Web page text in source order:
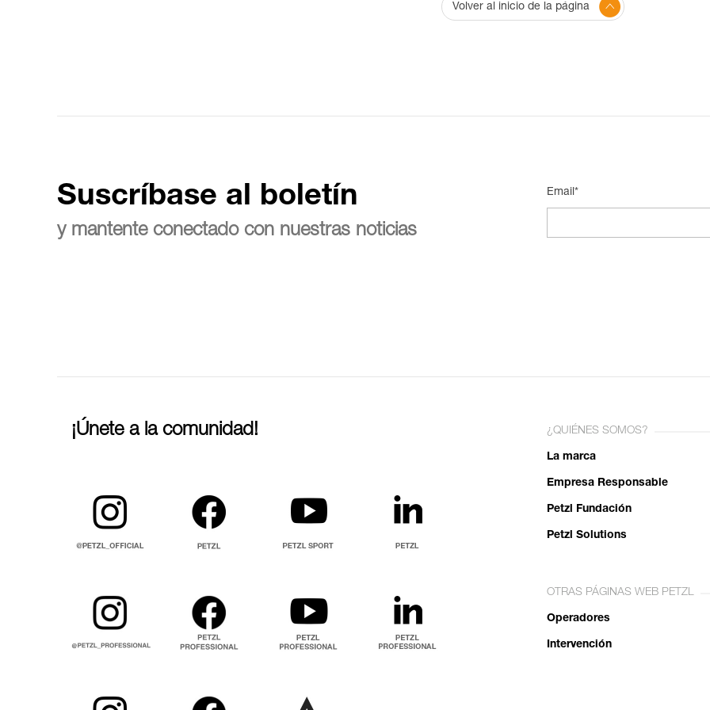
Volver al inicio de la página
Suscríbase al boletín
y mantente conectado con nuestras noticias
Email*
¡Únete a la comunidad! ¿QUIÉNES SOMOS?
La marca
Empresa Responsable
Petzl Fundación
Petzl Solutions
OTRAS PÁGINAS WEB PETZL
Operadores
Intervención